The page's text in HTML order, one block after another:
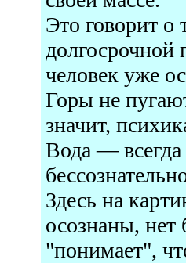
Это говорит о
долгосрочной
человек уже
Горы не
значит,
Вода —
Здесь на
осознаны, нет
"понимает",